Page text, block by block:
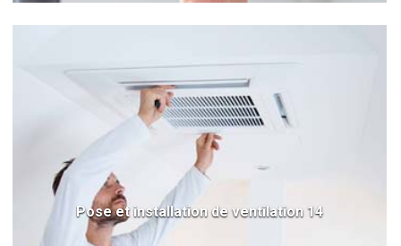
Pose et installation de ventilation 14